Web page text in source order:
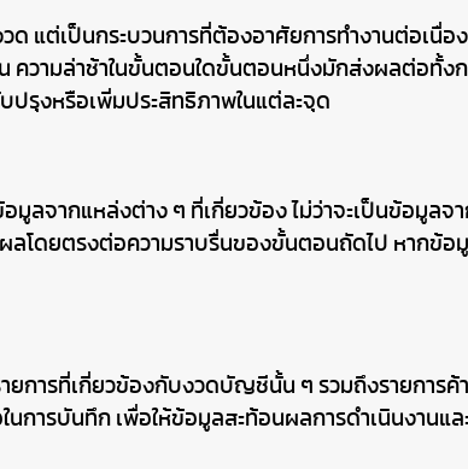
วด แต่เป็นกระบวนการที่ต้องอาศัยการทำงานต่อเ
วามล่าช้าในขั้นตอนใดขั้นตอนหนึ่งมักส่งผลต่อทั้ง
รุงหรือเพิ่มประสิทธิภาพในแต่ละจุด
ลจากแหล่งต่าง ๆ ที่เกี่ยวข้อง ไม่ว่าจะเป็นข้อมูล
โดยตรงต่อความราบรื่นของขั้นตอนถัดไป หากข้อ
ารที่เกี่ยวข้องกับงวดบัญชีนั้น ๆ รวมถึงรายการค้
รบันทึก เพื่อให้ข้อมูลสะท้อนผลการดำเนินงานและ